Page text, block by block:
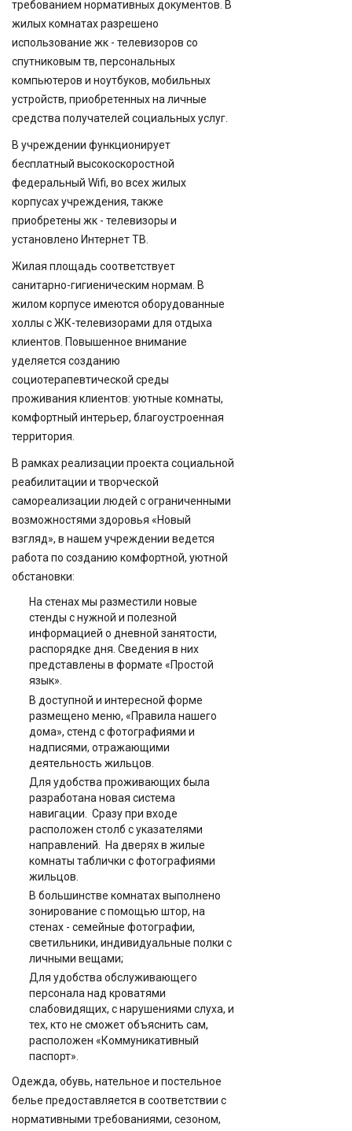
требованием нормативных документов. В
жилых комнатах разрешено
использование жк - телевизоров со
спутниковым тв, персональных
компьютеров и ноутбуков, мобильных
устройств, приобретенных на личные
средства получателей социальных услуг.
В учреждении функционирует
бесплатный высокоскоростной
федеральный Wifi, во всех жилых
корпусах учреждения, также
приобретены жк - телевизоры и
установлено Интернет ТВ.
Жилая площадь соответствует
санитарно-гигиеническим нормам. В
жилом корпусе имеются оборудованные
холлы с ЖК-телевизорами для отдыха
клиентов. Повышенное внимание
уделяется созданию
социотерапевтической среды
проживания клиентов: уютные комнаты,
комфортный интерьер, благоустроенная
территория.
В рамках реализации проекта социальной
реабилитации и творческой
самореализации людей с ограниченными
возможностями здоровья «Новый
взгляд», в нашем учреждении ведется
работа по созданию комфортной, уютной
обстановки:
На стенах мы разместили новые
стенды с нужной и полезной
информацией о дневной занятости,
распорядке дня. Сведения в них
представлены в формате «Простой
язык».
В доступной и интересной форме
размещено меню, «Правила нашего
дома», стенд с фотографиями и
надписями, отражающими
деятельность жильцов.
Для удобства проживающих была
разработана новая система
навигации. Сразу при входе
расположен столб с указателями
направлений. На дверях в жилые
комнаты таблички с фотографиями
жильцов.
В большинстве комнатах выполнено
зонирование с помощью штор, на
стенах - семейные фотографии,
светильники, индивидуальные полки с
личными вещами;
Для удобства обслуживающего
персонала над кроватями
слабовидящих, с нарушениями слуха, и
тех, кто не сможет объяснить сам,
расположен «Коммуникативный
паспорт».
Одежда, обувь, нательное и постельное
белье предоставляется в соответствии с
нормативными требованиями, сезоном,